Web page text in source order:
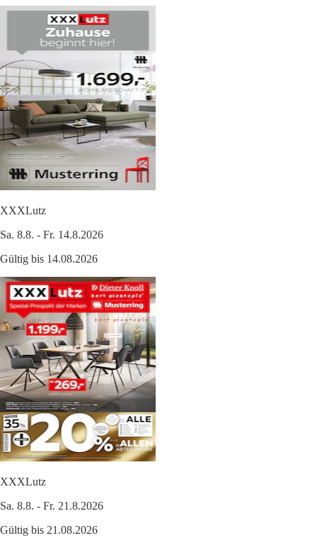
XXXLutz
Sa. 8.8. - Fr. 14.8.2026
Gültig bis 14.08.2026
XXXLutz
Sa. 8.8. - Fr. 21.8.2026
Gültig bis 21.08.2026